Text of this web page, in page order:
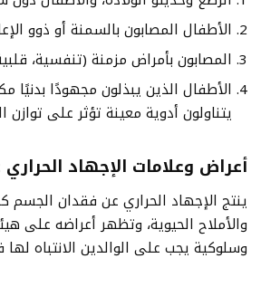
الأطفال المصابون بالسمنة أو ذوو
المصابون بأمراض مزمنة (تنفسية،
الأطفال الذين يبذلون مجهودًا
يتناولون أدوية معينة تؤثر على توازن
أعراض وعلامات الإجهاد
ينتج الإجهاد الحراري عن فقدان الجسم
والأملاح الحيوية، وتظهر أعراضه على
وسلوكية يجب على الوالدين الانتباه لها